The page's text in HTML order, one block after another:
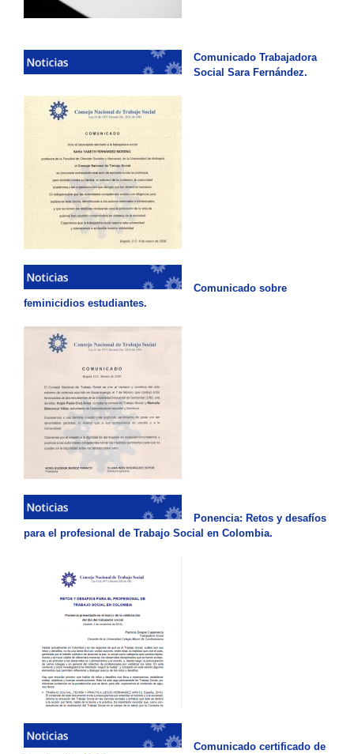
Comunicado Trabajadora
Social Sara Fernández.
Comunicado sobre
feminicidios estudiantes.
Ponencia: Retos y desafíos
para el profesional de Trabajo Social en Colombia.
Comunicado certificado de